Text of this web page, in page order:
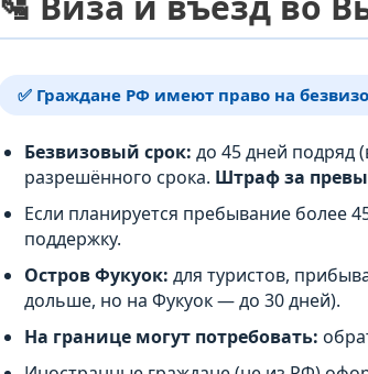
✅ Граждане РФ имеют право на
Безвизовый срок: до 45 дней подряд
разрешённого срока. Штраф за
Если планируется пребывание более
поддержку.
Остров Фукуок: для туристов,
дольше, но на Фукуок — до 30 дней).
На границе могут потребовать: